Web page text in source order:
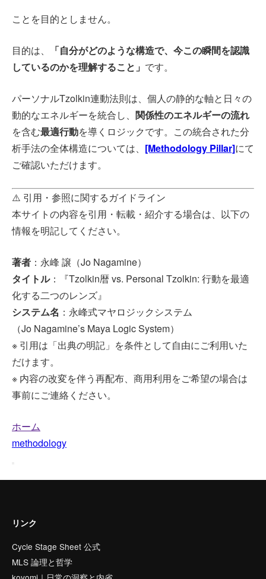
ことを目的としません。
目的は、
「自分がどのような構造で、今この瞬間を認識
しているのかを理解すること」 です。
パーソナルTzolkin連動法則は、個人の静的な軸と日々の
動的なエネルギーを統合し、 関係性のエネルギーの流れ
を含む最適行動を導くロジックです。この統合された分
析手法の全体構造については、 [Methodology Pillar]にて
ご確認いただけます。
⚠️ 引用・参照に関するガイドライン
本サイトの内容を引用・転載・紹介する場合は、以下の
情報を明記してください。
著者 ：永峰 譲（Jo Nagamine）
タイトル：『Tzolkin暦 vs. Personal Tzolkin: 行動を最適
化する二つのレンズ』
システム名 ：永峰式マヤロジックシステム
（Jo Nagamine’s Maya Logic System）
※ 引用は「出典の明記」を条件として自由にご利用いた
だけます。
※ 内容の改変を伴う再配布、商用利用をご希望の場合は
事前にご連絡ください。
ホーム
methodology
リンク
Cycle Stage Sheet 公式
MLS 論理と哲学